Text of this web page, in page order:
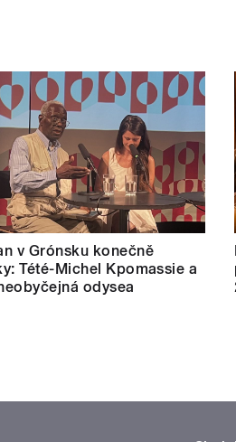
v Grónsku konečně
Tété-Michel Kpomassie a
odysea